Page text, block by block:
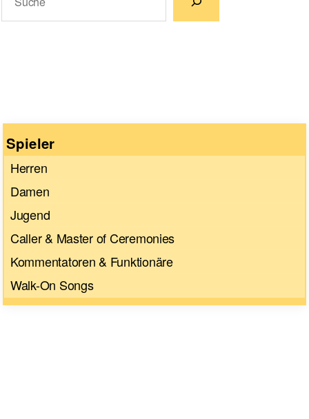
Spieler
Herren
Damen
Jugend
Caller & Master of Ceremonies
Kommentatoren & Funktionäre
Walk-On Songs